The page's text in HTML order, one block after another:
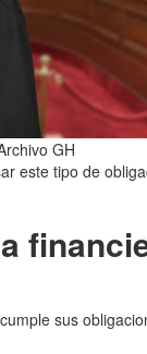
GH
este tipo de
sus